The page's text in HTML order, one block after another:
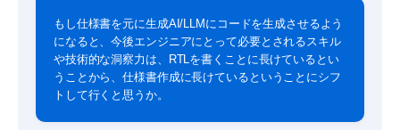
もし仕様書を元に生成AI/LLMにコードを生成させるよう
になると、今後エンジニアにとって必要とされるスキル
や技術的な洞察力は、RTLを書くことに長けているとい
うことから、仕様書作成に長けているということにシフ
トして行くと思うか。